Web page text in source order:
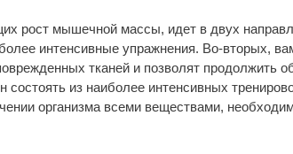
рост мышечной массы, идет в двух
интенсивные упражнения. Во-вторых,
тканей и позволят продолжить
из наиболее интенсивных
организма всеми веществами,